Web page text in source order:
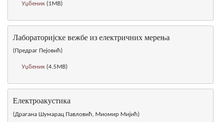
Уџбеник (1MB)
Лабораторијске вежбе из електричних мерења
(Предраг Пејовић)
Уџбеник (4.5MB)
Електроакустика
(Драгана Шумарац Павловић, Миомир Мијић)